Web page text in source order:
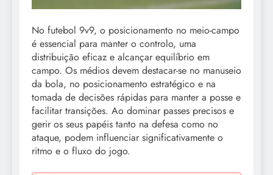
No futebol 9v9, o posicionamento no meio-campo
é essencial para manter o controlo, uma
distribuição eficaz e alcançar equilíbrio em
campo. Os médios devem destacar-se no manuseio
da bola, no posicionamento estratégico e na
tomada de decisões rápidas para manter a posse e
facilitar transições. Ao dominar passes precisos e
gerir os seus papéis tanto na defesa como no
ataque, podem influenciar significativamente o
ritmo e o fluxo do jogo.